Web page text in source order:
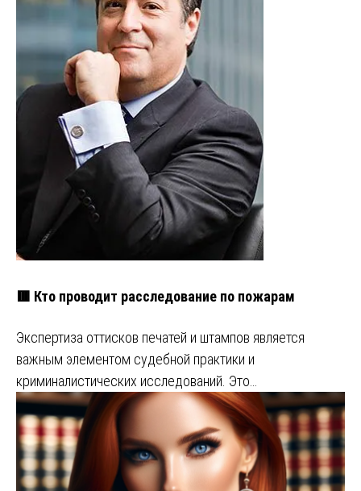
🟥 Кто проводит расследование по пожарам
Экспертиза оттисков печатей и штампов является
важным элементом судебной практики и
криминалистических исследований. Это…